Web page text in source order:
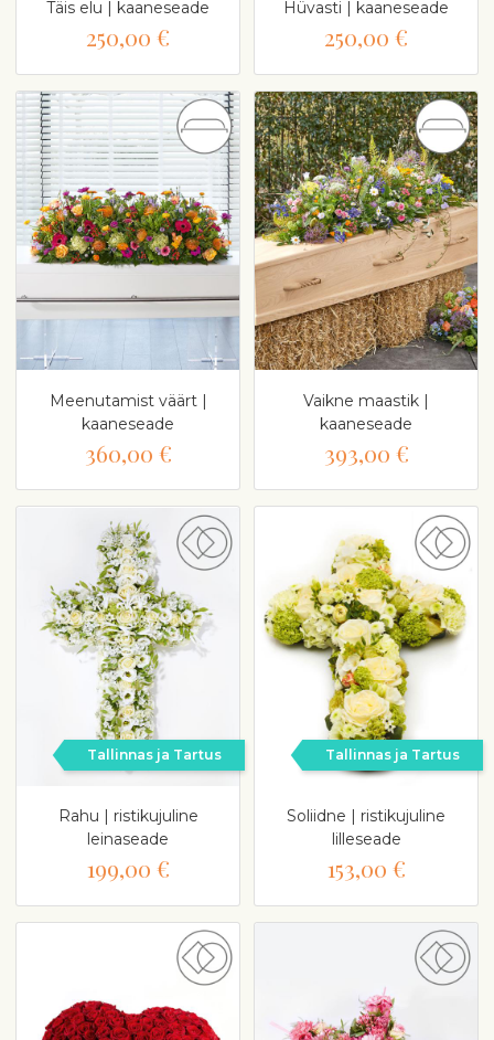
Täis elu | kaaneseade
250,00 €
Hüvasti | kaaneseade
250,00 €
Meenutamist väärt |
kaaneseade
360,00 €
Vaikne maastik |
kaaneseade
393,00 €
Tallinnas ja Tartus
Rahu | ristikujuline
leinaseade
199,00 €
Tallinnas ja Tartus
Soliidne | ristikujuline
lilleseade
153,00 €